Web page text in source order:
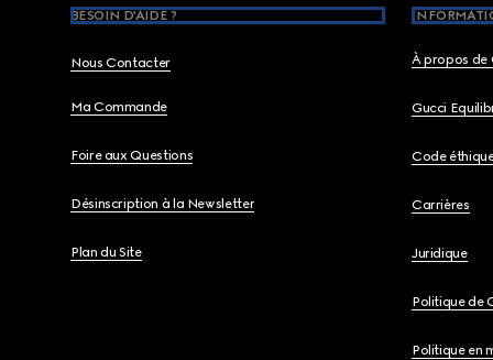
BESOIN D'AIDE ?
Nous Contacter
Ma Commande
Foire aux Questions
Désinscription à la Newsletter
Plan du Site
À propos de
Gucci
Code
Carrières
Juridique
Politique de
Politique en